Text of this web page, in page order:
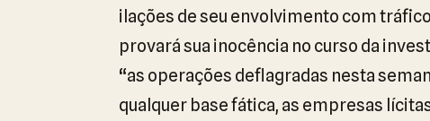
ilações de seu envolvimento com
provará sua inocência no curso da
“as operações deflagradas nesta
qualquer base fática, as empresas